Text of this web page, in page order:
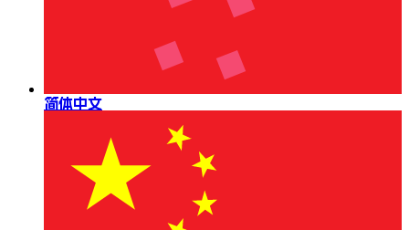
简体中文